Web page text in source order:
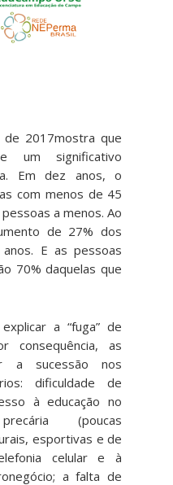
de 2017mostra que
um significativo
Em dez anos, o
com menos de 45
a menos. Ao
de 27% dos
E as pessoas
70% daquelas que
a “fuga” de
consequência, as
a sucessão nos
dificuldade de
à educação no
(poucas
esportivas e de
celular e à
a falta de